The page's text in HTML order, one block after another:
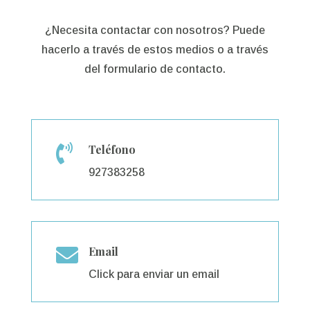
¿Necesita contactar con nosotros? Puede
hacerlo a través de estos medios o a través
del formulario de contacto.
 Teléfono
927383258
 Email
Click para enviar un email